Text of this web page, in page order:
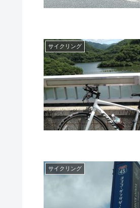
サイクリング
サイクリング